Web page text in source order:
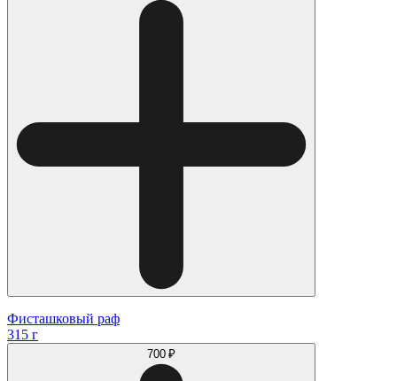
Фисташковый раф
315 г
700 ₽